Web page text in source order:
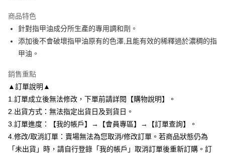
流程，驗證手機門號後，選擇欲分期的期數、繳款截止日，確認付款後即完
成交易。
3.實際核准額度、可分期數及費用金額請依後續交易確認頁面所載為準。
4.訂單成立30分鐘內，如未前往確認交易或遇審核未通過，訂單將自動取
法說明評估內容。
1.分期款項不併入電信帳單，「大哥付你分期」於每月結算日後寄送繳費提
醒簡訊。
帳／街口支付／iPASS MONEY」等通路繳費。
【注意事項】
1.本服務係由「台灣大哥大股份有限公司」（以下簡稱本公司）所提供，讓
用戶於交易時，得透過本服務購買商品或服務，並由商店將買賣／分期付款
買賣價金債權讓與本公司後，依約使用本公司帳單繳交帳款。
【關於「AFTEE先享後付」】
AFTEE先享後付是「在收到商品之後才付款」的支付方式。 讓您購物簡單
便利好安心！
１．簡單：不需註冊會員、不需綁卡、不需儲值。
２．便利：只要手機號碼，簡訊認證，即可結帳。
【「AFTEE先享後付」結帳流程】
１．於結帳方式選擇「AFTEE先享後付」後，將跳轉至「AFTEE先享後付」
結帳頁面，進行簡訊認證並確認金額後，即可完成結帳。
３．收到繳費通知簡訊後14天內，點擊此簡訊中的連結，可透過四大超商／
ATM／網路銀行／等多元方式進行付款，方視為交易完成。
※ 請注意：結帳手續完成當下不需立刻繳費，但若您需要取消訂單，請聯絡
購買商品的店家。未經商家同意取消之訂單仍視為有效，需透過AFTEE先享
後付繳納相關費用。
ATM付款
每筆NT$80，滿NT$699(含以上)免運費
付款後全家取貨
每筆NT$80，滿NT$699(含以上)免運費
7-11付款取貨
每筆NT$80，滿NT$699(含以上)免運費
商品特色
針對指甲油成分所生產的專用調和劑。
添加後不會破壞指甲油原有的色澤,且能有效的稀釋過於濃稠的指
甲油。
銷售重點
▲訂單說明▲
1.訂單成立後無法修改，下單前請詳閱【購物說明】。
2.出貨方式：無法指定出貨日及到貨日。
3.訂單進度：【我的帳戶】→【會員專區】→【訂單查詢】。
4.修改/取消訂單：賣場無法為您取消/修改訂單。若商品狀態仍為
「未出貨」時，請自行登錄「我的帳戶」取消訂單後重新訂購。訂